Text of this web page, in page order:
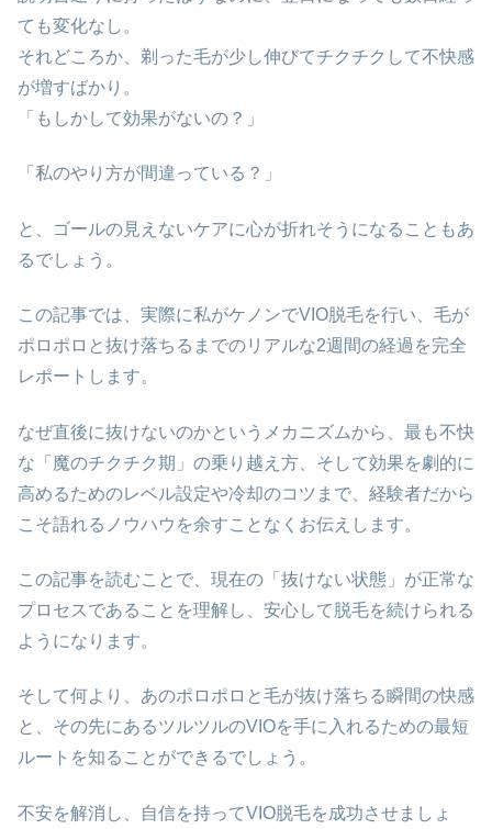
ても変化なし。
それどころか、剃った毛が少し伸びてチクチクして不快感
が増すばかり。
「もしかして効果がないの？」
「私のやり方が間違っている？」
と、ゴールの見えないケアに心が折れそうになることもあ
るでしょう。
この記事では、実際に私がケノンでVIO脱毛を行い、毛が
ポロポロと抜け落ちるまでのリアルな2週間の経過を完全
レポートします。
なぜ直後に抜けないのかというメカニズムから、最も不快
な「魔のチクチク期」の乗り越え方、そして効果を劇的に
高めるためのレベル設定や冷却のコツまで、経験者だから
こそ語れるノウハウを余すことなくお伝えします。
この記事を読むことで、現在の「抜けない状態」が正常な
プロセスであることを理解し、安心して脱毛を続けられる
ようになります。
そして何より、あのポロポロと毛が抜け落ちる瞬間の快感
と、その先にあるツルツルのVIOを手に入れるための最短
ルートを知ることができるでしょう。
不安を解消し、自信を持ってVIO脱毛を成功させましょ